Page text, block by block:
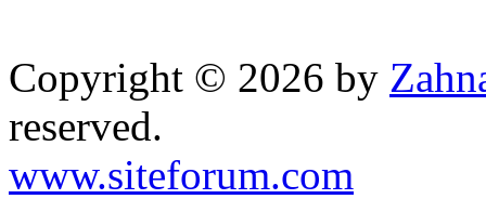
Copyright © 2026 by
reserved.
www.siteforum.com